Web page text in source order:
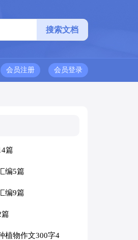
会员登录
会员注册
篇
编5篇
编9篇
植物作文300字4